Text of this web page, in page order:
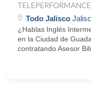
Todo Jalisco
¿Hablas Inglés
en la Ciudad de
contratando Asesor